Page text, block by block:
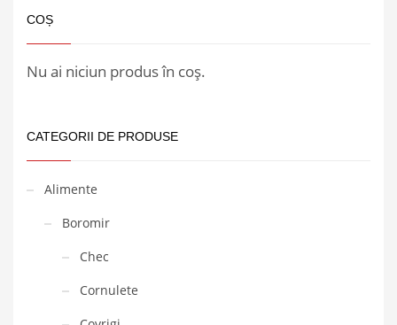
COȘ
Nu ai niciun produs în coș.
CATEGORII DE PRODUSE
Alimente
Boromir
Chec
Cornulete